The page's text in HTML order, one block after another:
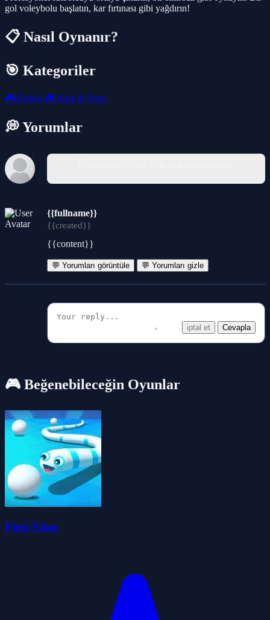
gol voleybolu başlatın, kar fırtınası gibi yağdırın!
📋 Nasıl Oynanır?
🎯 Kategoriler
🎮 Futbol 🎮 Spor & Yarış
💭 Yorumlar
{{fullname}}
{{created}}
{{content}}
💬 Yorumları görüntüle 💬 Yorumları gizle
iptal et Cevapla
🎮 Beğenebileceğin Oyunlar
Flexi Yılan